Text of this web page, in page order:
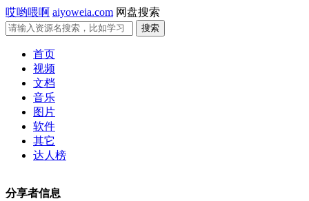
哎哟喂啊 aiyoweia.com 网盘搜索
首页
视频
文档
音乐
图片
软件
其它
达人榜
分享者信息